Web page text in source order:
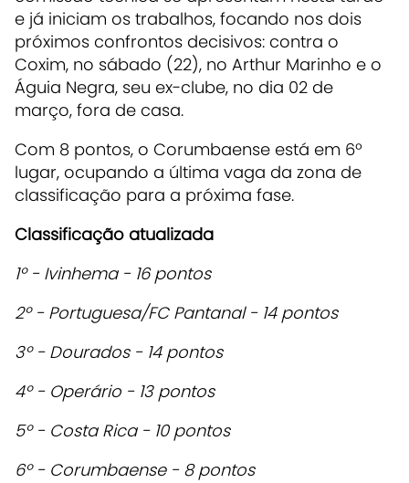
e já iniciam os trabalhos, focando nos dois
próximos confrontos decisivos: contra o
Coxim, no sábado (22), no Arthur Marinho e o
Águia Negra, seu ex-clube, no dia 02 de
março, fora de casa.
Com 8 pontos, o Corumbaense está em 6º
lugar, ocupando a última vaga da zona de
classificação para a próxima fase.
Classificação atualizada
1º - Ivinhema - 16 pontos
2º - Portuguesa/FC Pantanal - 14 pontos
3º - Dourados - 14 pontos
4º - Operário - 13 pontos
5º - Costa Rica - 10 pontos
6º - Corumbaense - 8 pontos